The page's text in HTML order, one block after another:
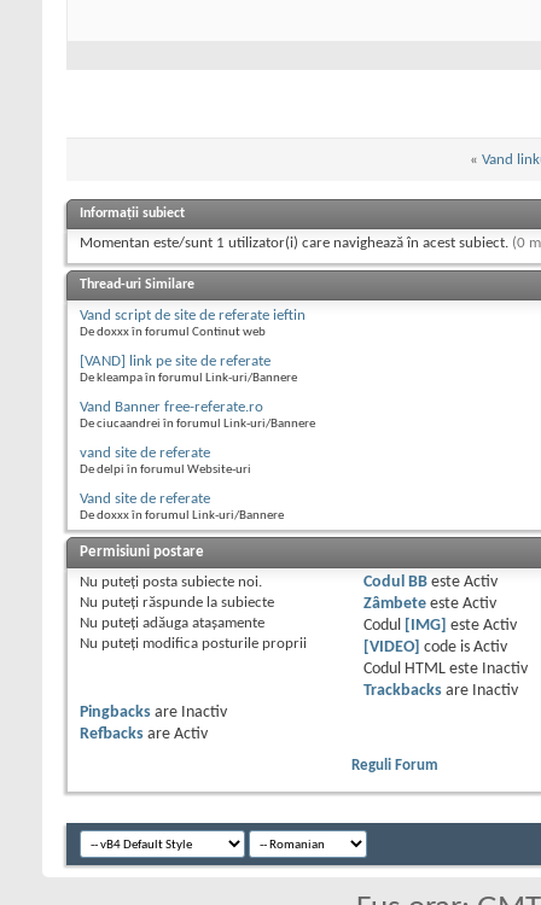
« Vand
Informații subiect
Momentan este/sunt 1 utilizator(i) care navighează în acest subiect. (0
Thread-uri Similare
Vand script de site de referate ieftin
De doxxx în forumul Continut web
[VAND] link pe site de referate
De kleampa în forumul Link-uri/Bannere
Vand Banner free-referate.ro
De ciucaandrei în forumul Link-uri/Bannere
vand site de referate
De delpi în forumul Website-uri
Vand site de referate
De doxxx în forumul Link-uri/Bannere
Permisiuni postare
Nu puteţi posta subiecte noi.
Nu puteţi răspunde la subiecte
Nu puteţi adăuga ataşamente
Nu puteţi modifica posturile proprii
Codul BBeste Activ
Zâmbeteeste Activ
Codul
[IMG] este Activ
[VIDEO]
code is Activ
Codul HTML este
Inactiv
Trackbacksare
Inactiv
Pingbacks are
Inactiv
Refbacks are Activ
Reguli Forum